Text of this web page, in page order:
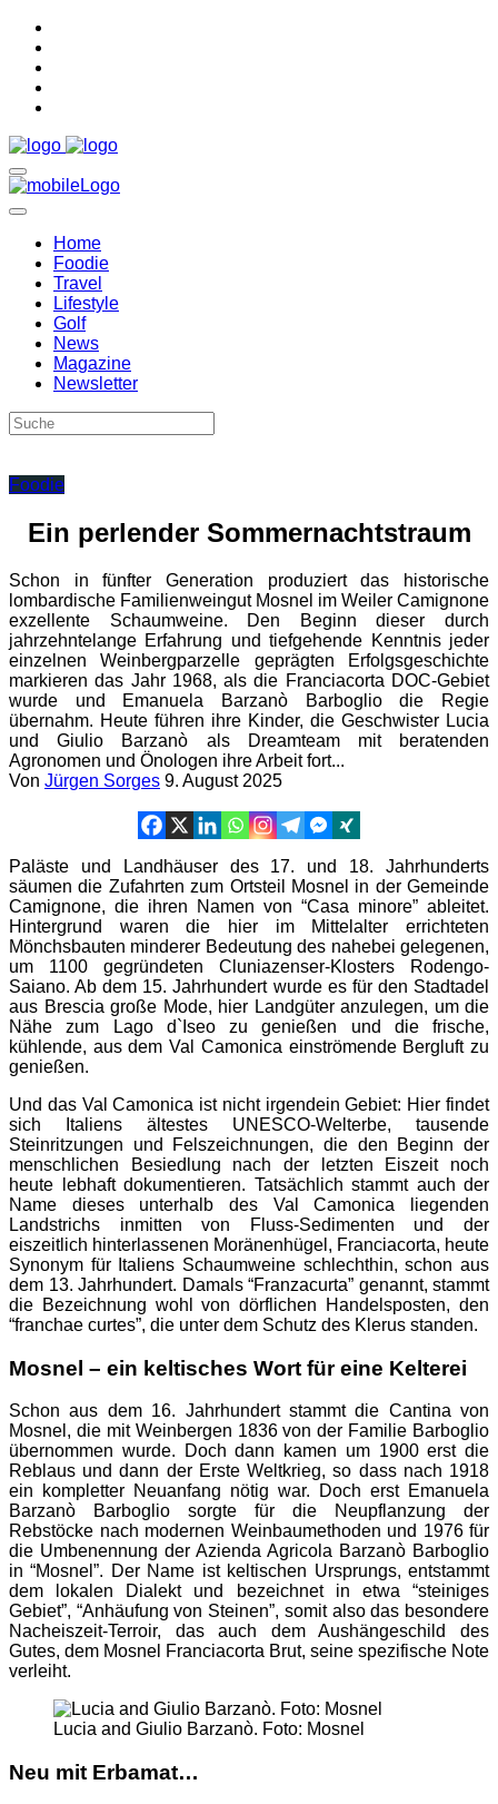
Home
Foodie
Travel
Lifestyle
Golf
News
Magazine
Newsletter
Foodie
Ein perlender Sommernachtstraum
Schon in fünfter Generation produziert das historische
lombardische Familienweingut Mosnel im Weiler Camignone
exzellente Schaumweine. Den Beginn dieser durch
jahrzehntelange Erfahrung und tiefgehende Kenntnis jeder
einzelnen Weinbergparzelle geprägten Erfolgsgeschichte
markieren das Jahr 1968, als die Franciacorta DOC-Gebiet
wurde und Emanuela Barzanò Barboglio die Regie
übernahm. Heute führen ihre Kinder, die Geschwister Lucia
und Giulio Barzanò als Dreamteam mit beratenden
Agronomen und Önologen ihre Arbeit fort...
Von Jürgen Sorges 9. August 2025
Paläste und Landhäuser des 17. und 18. Jahrhunderts
säumen die Zufahrten zum Ortsteil Mosnel in der Gemeinde
Camignone, die ihren Namen von “Casa minore” ableitet.
Hintergrund waren die hier im Mittelalter errichteten
Mönchsbauten minderer Bedeutung des nahebei gelegenen,
um 1100 gegründeten Cluniazenser-Klosters Rodengo-
Saiano. Ab dem 15. Jahrhundert wurde es für den Stadtadel
aus Brescia große Mode, hier Landgüter anzulegen, um die
Nähe zum Lago d`Iseo zu genießen und die frische,
kühlende, aus dem Val Camonica einströmende Bergluft zu
genießen.
Und das Val Camonica ist nicht irgendein Gebiet: Hier findet
sich Italiens ältestes UNESCO-Welterbe, tausende
Steinritzungen und Felszeichnungen, die den Beginn der
menschlichen Besiedlung nach der letzten Eiszeit noch
heute lebhaft dokumentieren. Tatsächlich stammt auch der
Name dieses unterhalb des Val Camonica liegenden
Landstrichs inmitten von Fluss-Sedimenten und der
eiszeitlich hinterlassenen Moränenhügel, Franciacorta, heute
Synonym für Italiens Schaumweine schlechthin, schon aus
dem 13. Jahrhundert. Damals “Franzacurta” genannt, stammt
die Bezeichnung wohl von dörflichen Handelsposten, den
“franchae curtes”, die unter dem Schutz des Klerus standen.
Mosnel – ein keltisches Wort für eine Kelterei
Schon aus dem 16. Jahrhundert stammt die Cantina von
Mosnel, die mit Weinbergen 1836 von der Familie Barboglio
übernommen wurde. Doch dann kamen um 1900 erst die
Reblaus und dann der Erste Weltkrieg, so dass nach 1918
ein kompletter Neuanfang nötig war. Doch erst Emanuela
Barzanò Barboglio sorgte für die Neupflanzung der
Rebstöcke nach modernen Weinbaumethoden und 1976 für
die Umbenennung der Azienda Agricola Barzanò Barboglio
in “Mosnel”. Der Name ist keltischen Ursprungs, entstammt
dem lokalen Dialekt und bezeichnet in etwa “steiniges
Gebiet”, “Anhäufung von Steinen”, somit also das besondere
Nacheiszeit-Terroir, das auch dem Aushängeschild des
Gutes, dem Mosnel Franciacorta Brut, seine spezifische Note
verleiht.
Lucia and Giulio Barzanò. Foto: Mosnel
Neu mit Erbamat…